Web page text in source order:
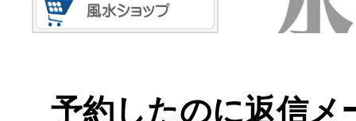
予約したのに返信メ